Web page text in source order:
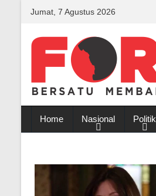
Jumat, 7 Agustus 2026
Home Nasional Politik